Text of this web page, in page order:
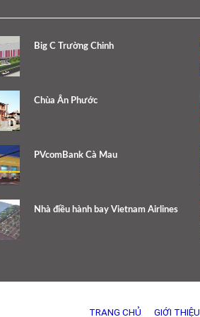
Big C Trường Chinh
Chùa Ân Phước
PVcomBank Cà Mau
Nhà điều hành bay Vietnam Airlines
TRANG CHỦ GIỚI THIỆU